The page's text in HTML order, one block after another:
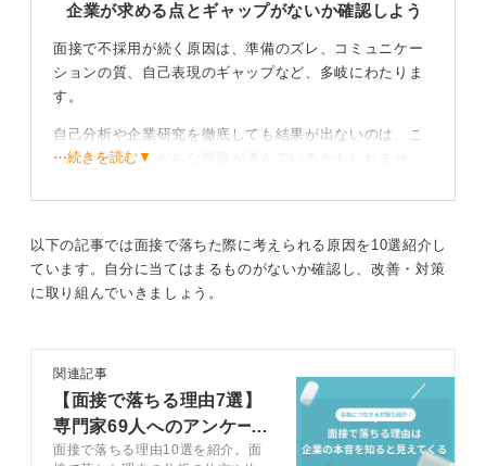
企業が求める点とギャップがないか確認しよう
面接で不採用が続く原因は、準備のズレ、コミュニケー
ションの質、自己表現のギャップなど、多岐にわたりま
す。
自己分析や企業研究を徹底しても結果が出ないのは、こ
れらの見落としがちな課題が潜んでいるかもしれませ
性や自社との相性を見極めようとしています。
そのため、企業の求めるものとズレていたり、対話とし
てのコミュニケーションの質が低かったりすると、あな
深掘りした自己分析を企業の求める点とつなげよう
私の過去の支援では、具体的に以下のような点を案内し
⋯続きを読む▼
以下の記事では面接で落ちた際に考えられる原因を10選紹介し
ています。自分に当てはまるものがないか確認し、改善・対策
に取り組んでいきましょう。
関連記事
【面接で落ちる理由7選】
専門家69人へのアンケート
結果をもとに解説
面接で落ちる理由10選を紹介。面